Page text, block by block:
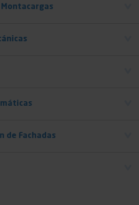
de Fachadas